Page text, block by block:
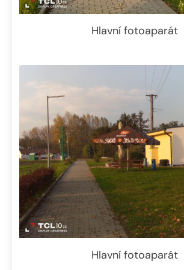
Hlavní fotoaparát
Hlavní fotoaparát